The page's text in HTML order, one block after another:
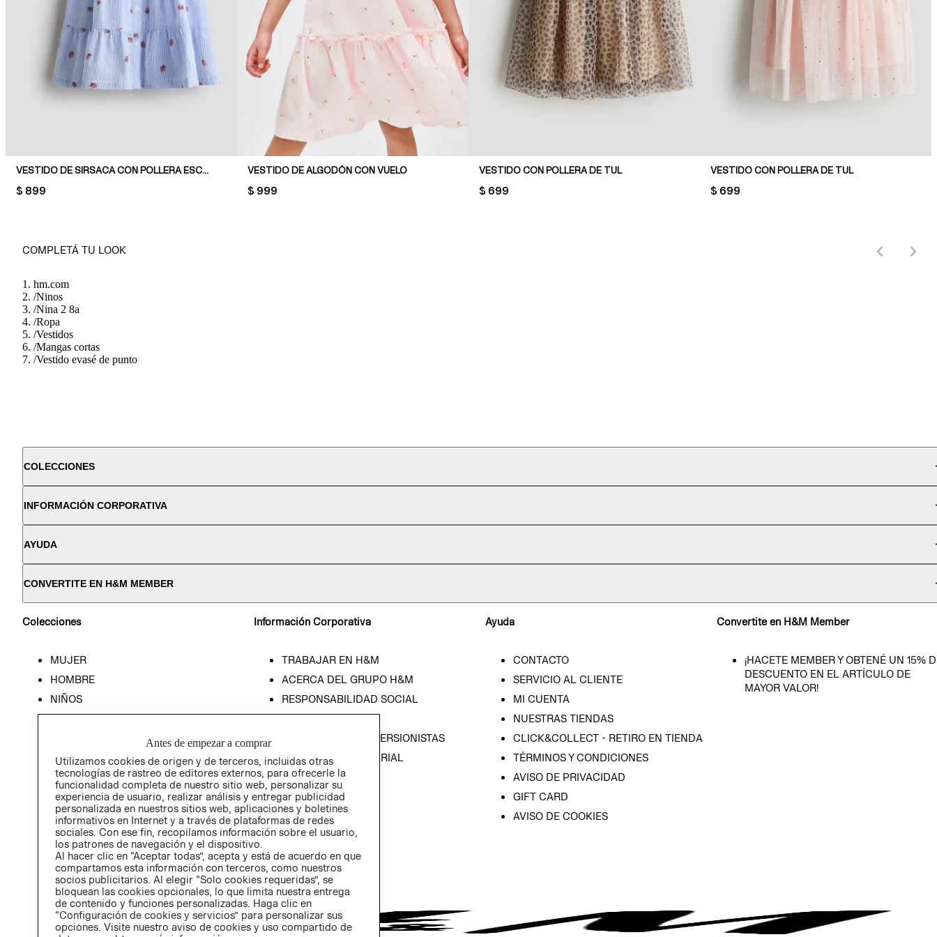
VESTIDO DE SIRSACA CON POLLERA ESCALONADA
PRICE:
$ 899
VESTIDO DE ALGODÓN CON VUELO
PRICE:
$ 999
VESTIDO CON POLLERA DE TUL
PRICE:
$ 699
VESTIDO CON POLLERA DE TUL
PRICE:
$ 699
COMPLETÁ TU LOOK
hm.com
/Ninos
/Nina 2 8a
/Ropa
/Vestidos
/Mangas cortas
/Vestido evasé de punto
COLECCIONES
INFORMACIÓN CORPORATIVA
AYUDA
CONVERTITE EN H&M MEMBER
Colecciones
MUJER
HOMBRE
NIÑOS
HOME
Información Corporativa
TRABAJAR EN H&M
ACERCA DEL GRUPO H&M
RESPONSABILIDAD SOCIAL
PRENSA
RELACIÓN CON INVERSIONISTAS
POLÍTICA EMPRESARIAL
Ayuda
CONTACTO
SERVICIO AL CLIENTE
MI CUENTA
NUESTRAS TIENDAS
CLICK&COLLECT - RETIRO EN TIENDA
TÉRMINOS Y CONDICIONES
AVISO DE PRIVACIDAD
GIFT CARD
AVISO DE COOKIES
Convertite en H&M Member
¡HACETE MEMBER Y OBTENÉ UN 15%
DESCUENTO EN EL ARTÍCULO DE
MAYOR VALOR!
Antes de empezar a comprar
Utilizamos cookies de origen y de terceros, incluidas otras
tecnologías de rastreo de editores externos, para ofrecerle la
funcionalidad completa de nuestro sitio web, personalizar su
experiencia de usuario, realizar análisis y entregar publicidad
personalizada en nuestros sitios web, aplicaciones y boletines
informativos en Internet y a través de plataformas de redes
sociales. Con ese fin, recopilamos información sobre el usuario,
los patrones de navegación y el dispositivo.
Al hacer clic en “Aceptar todas”, acepta y está de acuerdo en que
compartamos esta información con terceros, como nuestros
socios publicitarios. Al elegir “Solo cookies requeridas”, se
bloquean las cookies opcionales, lo que limita nuestra entrega
de contenido y funciones personalizadas. Haga clic en
“Configuración de cookies y servicios” para personalizar sus
opciones. Visite nuestro aviso de cookies y uso compartido de